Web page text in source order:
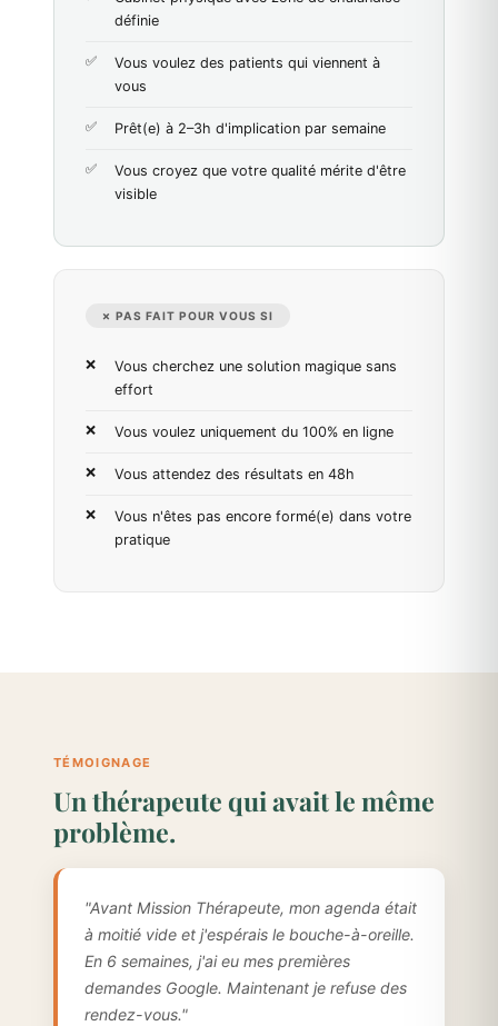
définie
Vous voulez des patients qui viennent à
vous
Prêt(e) à 2–3h d'implication par semaine
Vous croyez que votre qualité mérite d'être
visible
✗ PAS FAIT POUR VOUS SI
Vous cherchez une solution magique sans
effort
Vous voulez uniquement du 100% en ligne
Vous attendez des résultats en 48h
Vous n'êtes pas encore formé(e) dans votre
pratique
TÉMOIGNAGE
Un thérapeute qui avait le même
problème.
"Avant Mission Thérapeute, mon agenda était
à moitié vide et j'espérais le bouche-à-oreille.
En 6 semaines, j'ai eu mes premières
demandes Google. Maintenant je refuse des
rendez-vous."